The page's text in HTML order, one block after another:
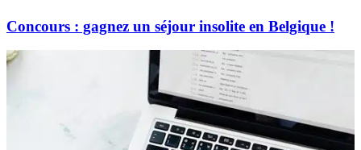
Concours : gagnez un séjour insolite en Belgique !